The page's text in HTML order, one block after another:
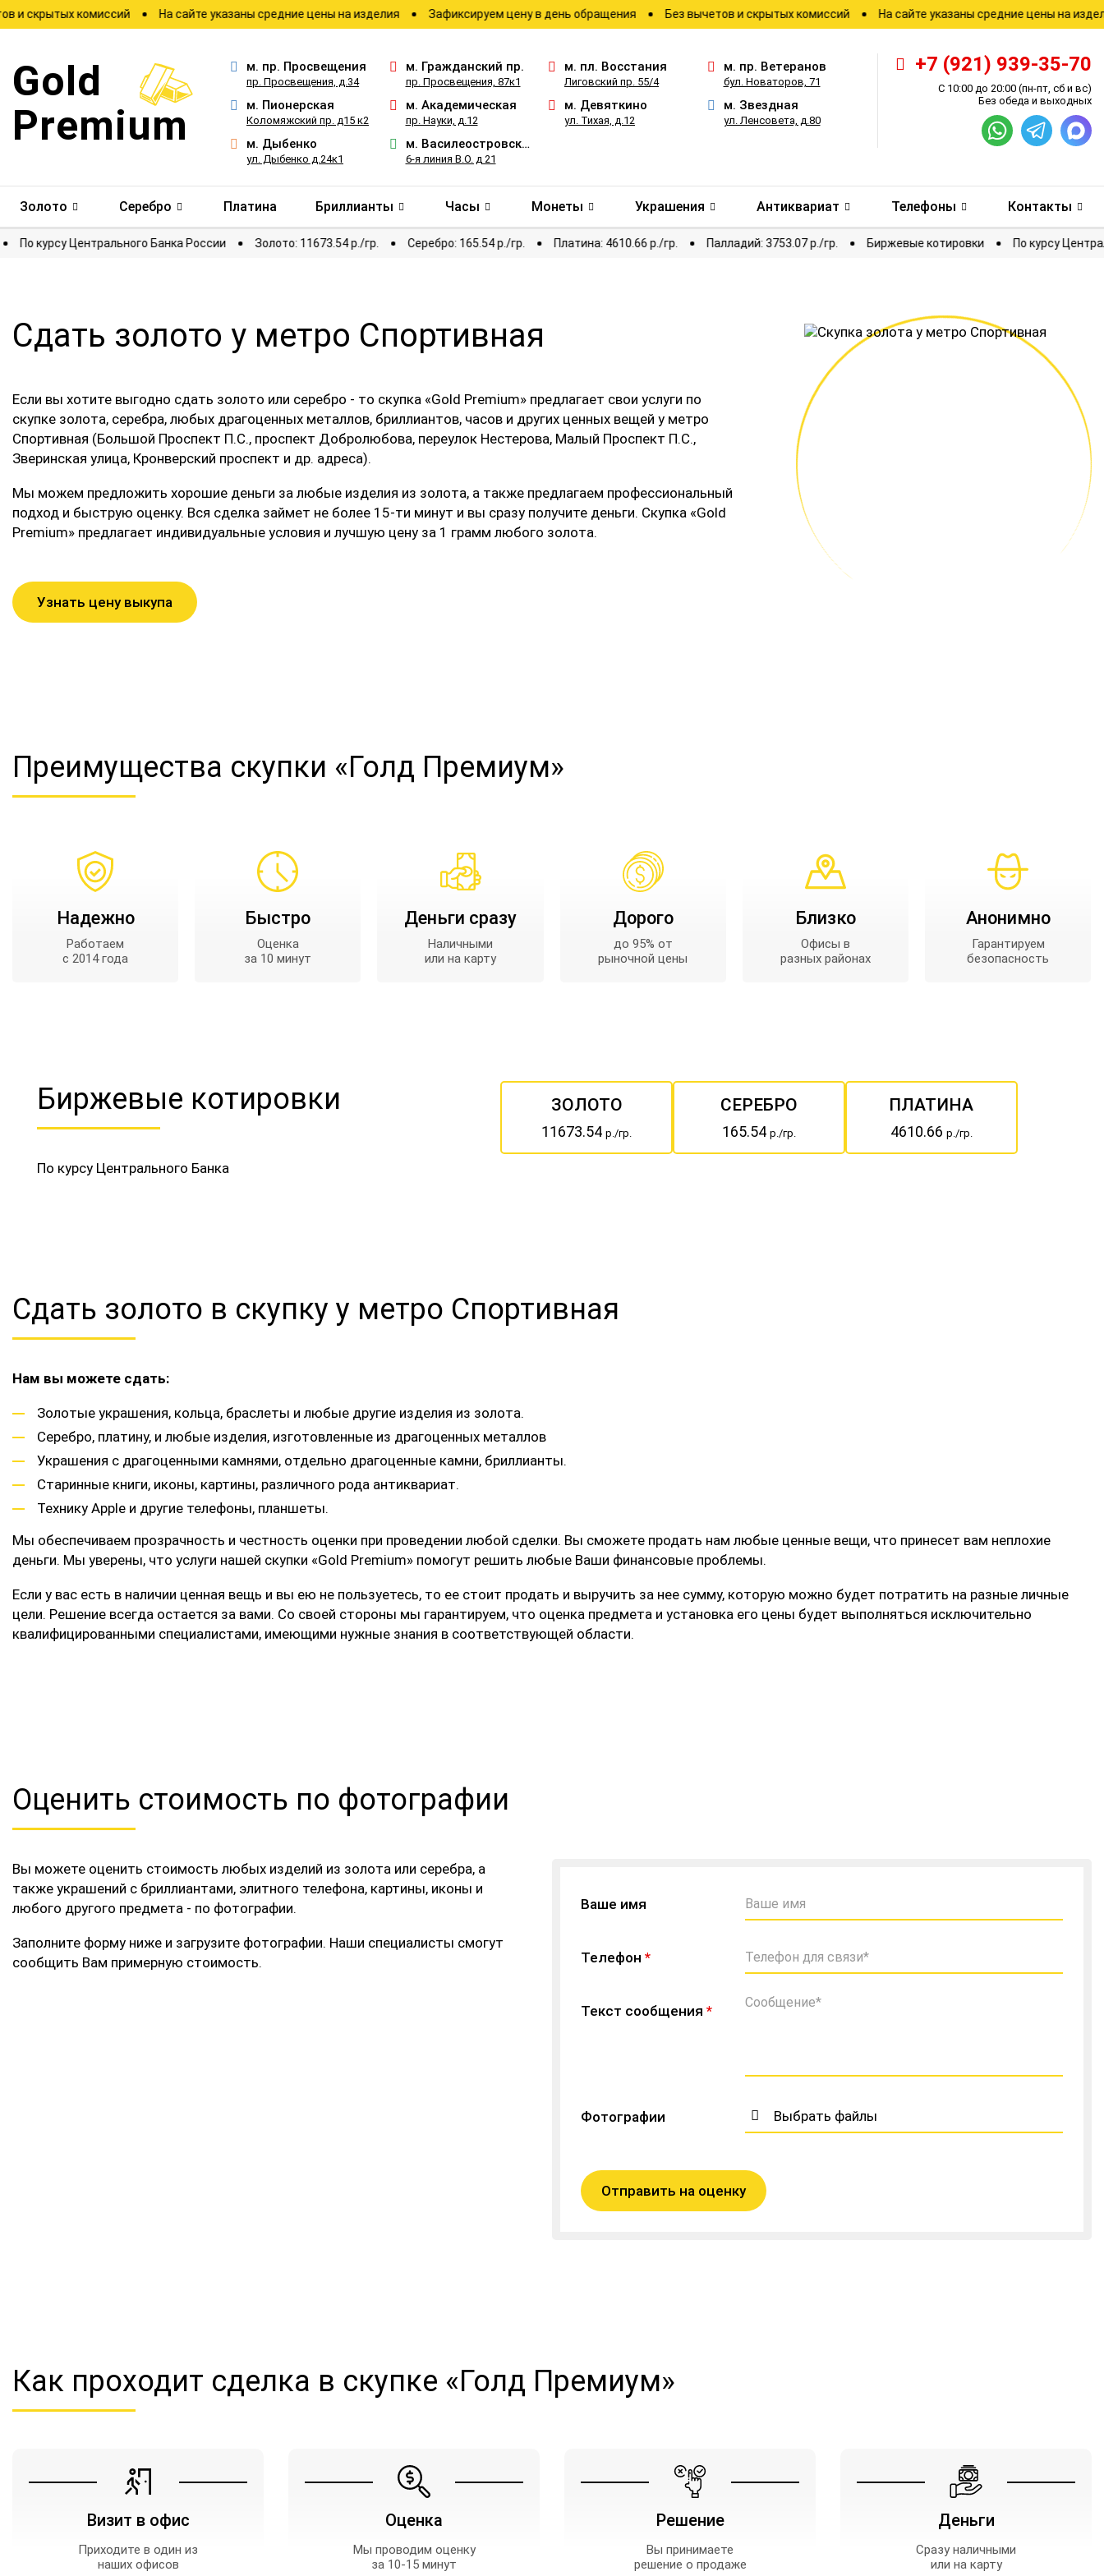
комиссий На сайте указаны средние цены на изделия Зафиксируем цену в день обращения Без вычетов и скрытых комиссий На сайте указаны средние цены на изделия
Gold
Premium
м. пр. Просвещения
пр. Просвещения, д.34
м. Гражданский пр.
пр. Просвещения, 87к1
м. пл. Восстания
Лиговский пр. 55/4
м. пр. Ветеранов
бул. Новаторов, 71
м. Пионерская
Коломяжский пр. д15 к2
м. Академическая
пр. Науки, д.12
м. Девяткино
ул. Тихая, д.12
м. Звездная
ул. Ленсовета, д.80
м. Дыбенко
ул. Дыбенко д.24к1
м. Василеостровская
6-я линия В.О. д 21
+7 (921) 939-35-70
С 10:00 до 20:00 (пн-пт, сб и вс)
Без обеда и выходных
Золото Серебро Платина Бриллианты Часы Монеты Украшения Антиквариат Телефоны Контакты
По курсу Центрального Банка России Золото: 11673.54 р./гр. Серебро: 165.54 р./гр. Платина: 4610.66 р./гр. Палладий: 3753.07 р./гр. Биржевые котировки По
Сдать золото у метро Спортивная
Если вы хотите выгодно сдать золото или серебро - то скупка «Gold Premium» предлагает свои услуги по
скупке золота, серебра, любых драгоценных металлов, бриллиантов, часов и других ценных вещей у метро
Спортивная (Большой Проспект П.С., проспект Добролюбова, переулок Нестерова, Малый Проспект П.С.,
Зверинская улица, Кронверский проспект и др. адреса).
Мы можем предложить хорошие деньги за любые изделия из золота, а также предлагаем профессиональный
подход и быструю оценку. Вся сделка займет не более 15-ти минут и вы сразу получите деньги. Скупка «Gold
Premium» предлагает индивидуальные условия и лучшую цену за 1 грамм любого золота.
Узнать цену выкупа
Преимущества скупки «Голд Премиум»
Надежно
Работаем
с 2014 года
Быстро
Оценка
за 10 минут
Деньги сразу
Наличными
или на карту
Дорого
до 95% от
рыночной цены
Близко
Офисы в
разных районах
Анонимно
Гарантируем
безопасность
Биржевые котировки
По курсу Центрального Банка
ЗОЛОТО
11673.54р./гр.
СЕРЕБРО
165.54р./гр.
ПЛАТИНА
4610.66 р./гр.
Сдать золото в скупку у метро Спортивная
Нам вы можете сдать:
Золотые украшения, кольца, браслеты и любые другие изделия из золота.
Серебро, платину, и любые изделия, изготовленные из драгоценных металлов
Украшения с драгоценными камнями, отдельно драгоценные камни, бриллианты.
Старинные книги, иконы, картины, различного рода антиквариат.
Технику Apple и другие телефоны, планшеты.
Мы обеспечиваем прозрачность и честность оценки при проведении любой сделки. Вы сможете продать нам любые ценные вещи, что принесет вам неплохие
деньги. Мы уверены, что услуги нашей скупки «Gold Premium» помогут решить любые Ваши финансовые проблемы.
Если у вас есть в наличии ценная вещь и вы ею не пользуетесь, то ее стоит продать и выручить за нее сумму, которую можно будет потратить на разные личные
цели. Решение всегда остается за вами. Со своей стороны мы гарантируем, что оценка предмета и установка его цены будет выполняться исключительно
квалифицированными специалистами, имеющими нужные знания в соответствующей области.
Оценить стоимость по фотографии
Вы можете оценить стоимость любых изделий из золота или серебра, а
также украшений с бриллиантами, элитного телефона, картины, иконы и
любого другого предмета - по фотографии.
Заполните форму ниже и загрузите фотографии. Наши специалисты смогут
сообщить Вам примерную стоимость.
Ваше имя
Телефон *
Текст сообщения *
Фотографии Выбрать файлы
Отправить на оценку
Как проходит сделка в скупке «Голд Премиум»
Визит в офис
Приходите в один из
наших офисов
Оценка
Мы проводим оценку
за 10-15 минут
Решение
Вы принимаете
решение о продаже
Деньги
Сразу наличными
или на карту